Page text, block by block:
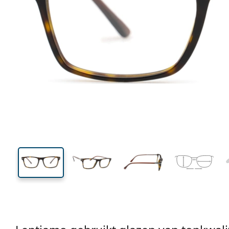
Breedte
38 mm
Glashoogte Glasbreedte